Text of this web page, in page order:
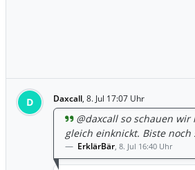
D Daxcall, 8. Jul 17:07 Uhr
@daxcall so schauen wir
gleich einknickt. Biste noch
ErklärBär, 8. Jul 16:40 Uhr